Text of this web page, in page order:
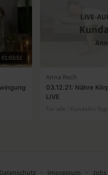
01:03:51
Anna Rech
03.12.21: Nähre
LIVE
Für alle | Kundalini
Datenschutz ∙ Impressum ∙ Jobs